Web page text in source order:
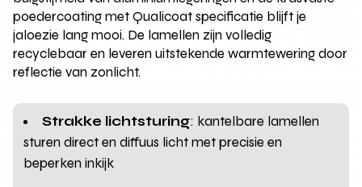
poedercoating met Qualicoat specificatie blijft je
jaloezie lang mooi. De lamellen zijn volledig
recyclebaar en leveren uitstekende warmtewering door
reflectie van zonlicht.
Strakke lichtsturing: kantelbare lamellen
sturen direct en diffuus licht met precisie en
beperken inkijk